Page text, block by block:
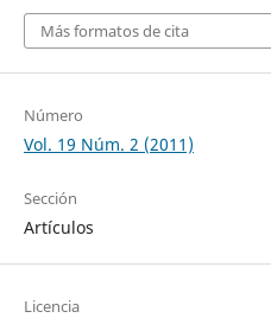
Más formatos de cita
Número
Vol. 19 Núm. 2 (2011)
Sección
Artículos
Licencia